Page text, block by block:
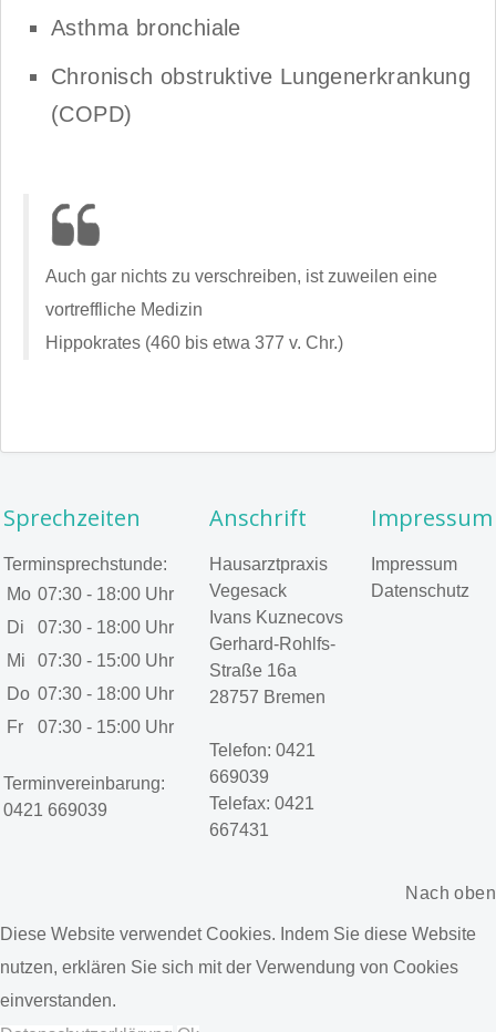
Asthma bronchiale
Chronisch obstruktive Lungenerkrankung
(COPD)
Auch gar nichts zu verschreiben, ist zuweilen eine
vortreffliche Medizin
Hippokrates (460 bis etwa 377 v. Chr.)
Sprechzeiten
Terminsprechstunde:
Mo 07:30 - 18:00 Uhr
Di
07:30 - 18:00 Uhr
Mi
07:30 - 15:00 Uhr
Do 07:30 - 18:00 Uhr
Fr
07:30 - 15:00 Uhr
Terminvereinbarung:
0421 669039
Anschrift
Hausarztpraxis
Vegesack
Ivans Kuznecovs
Gerhard-Rohlfs-
Straße 16a
28757 Bremen
Telefon: 0421
669039
Telefax: 0421
667431
Impressum
Impressum
Datenschutz
Nach oben
Diese Website verwendet Cookies. Indem Sie diese Website
nutzen, erklären Sie sich mit der Verwendung von Cookies
einverstanden.